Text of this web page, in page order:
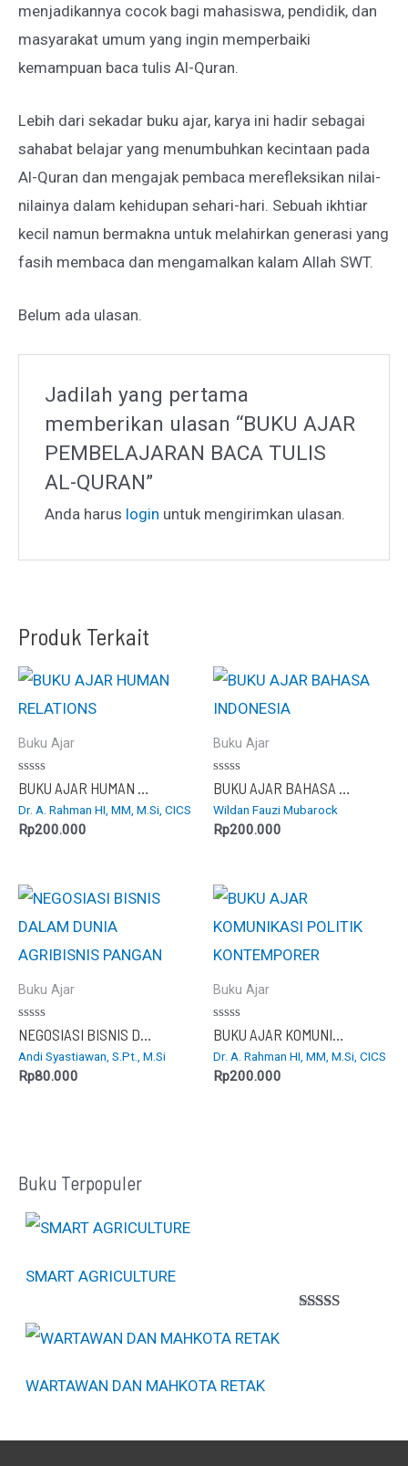
menjadikannya cocok bagi mahasiswa, pendidik, dan
masyarakat umum yang ingin memperbaiki
kemampuan baca tulis Al-Quran.
Lebih dari sekadar buku ajar, karya ini hadir sebagai
sahabat belajar yang menumbuhkan kecintaan pada
Al-Quran dan mengajak pembaca merefleksikan nilai-
nilainya dalam kehidupan sehari-hari. Sebuah ikhtiar
kecil namun bermakna untuk melahirkan generasi yang
fasih membaca dan mengamalkan kalam Allah SWT.
Belum ada ulasan.
Jadilah yang pertama
memberikan ulasan “BUKU AJAR
PEMBELAJARAN BACA TULIS
AL-QURAN”
Anda harus login untuk mengirimkan ulasan.
Produk Terkait
Buku Ajar
Dinilai
0
dari
5
Dr. A. Rahman HI, MM, M.Si, CICS
Rp200.000
Buku Ajar
Dinilai
0
dari
5
Wildan Fauzi Mubarock
Rp200.000
Buku Ajar
Dinilai
0
dari
5
Andi Syastiawan, S.Pt., M.Si
Rp80.000
Buku Ajar
Dinilai
0
dari
5
Dr. A. Rahman HI, MM, M.Si, CICS
Rp200.000
Buku Terpopuler
SMART AGRICULTURE
WARTAWAN DAN MAHKOTA RETAK